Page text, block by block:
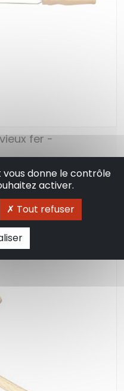
fer -
En stock
vous donne le contrôle
activer.
Tout refuser